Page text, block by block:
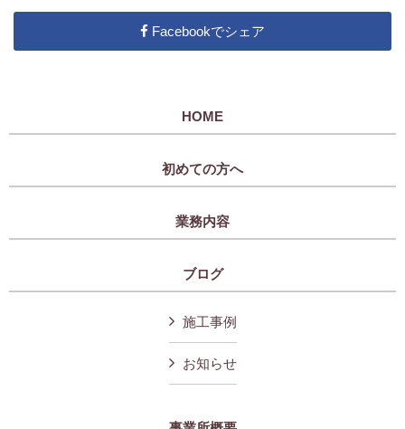
Facebookでシェア
HOME
初めての方へ
業務内容
ブログ
施工事例
お知らせ